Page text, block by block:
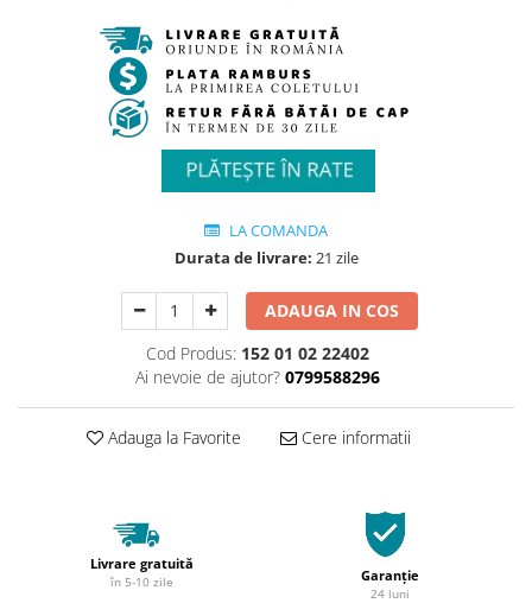
LA COMANDA
Durata de livrare: 21 zile
ADAUGA IN COS
Cod Produs: 152 01 02 22402
Ai nevoie de ajutor? 0799588296
Adauga la Favorite Cere informatii
Livrare gratuită
în 5-10 zile Garanție
24 luni